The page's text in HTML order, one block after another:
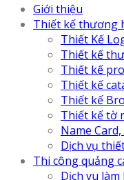
Giới thiệu
Thiết kế thương
Thiết Kế
Thiết kế
Thiết kế
Thiết kế
Thiết kế
Thiết kế tờ
Name
Dịch vụ
Thi công quảng
Dịch vu